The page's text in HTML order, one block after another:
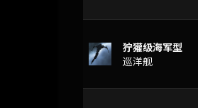
狞獾级海军型
巡洋舰